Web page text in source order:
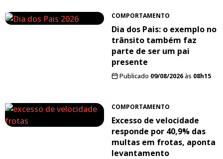
COMPORTAMENTO
Dia dos Pais: o exemplo no
trânsito também faz
parte de ser um pai
presente
Publicado 09/08/2026às 08h15
COMPORTAMENTO
Excesso de velocidade
responde por 40,9% das
multas em frotas, aponta
levantamento